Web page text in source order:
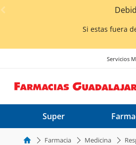
< div class="carousel-inner">
Si estas fuera
Servicios
Super
Farmacia Medicina